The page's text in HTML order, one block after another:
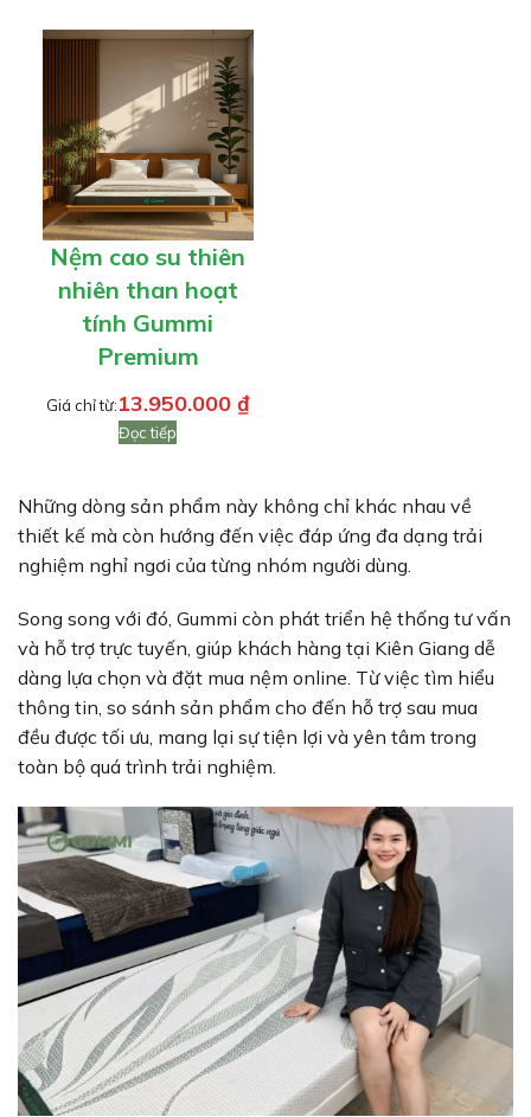
Nệm cao su thiên
nhiên than hoạt
tính Gummi
Premium
Giá chỉ từ:13.950.000 ₫
Đọc tiếp
Những dòng sản phẩm này không chỉ khác nhau về
thiết kế mà còn hướng đến việc đáp ứng đa dạng trải
nghiệm nghỉ ngơi của từng nhóm người dùng.
Song song với đó, Gummi còn phát triển hệ thống tư vấn
và hỗ trợ trực tuyến, giúp khách hàng tại Kiên Giang dễ
dàng lựa chọn và đặt mua nệm online. Từ việc tìm hiểu
thông tin, so sánh sản phẩm cho đến hỗ trợ sau mua
đều được tối ưu, mang lại sự tiện lợi và yên tâm trong
toàn bộ quá trình trải nghiệm.